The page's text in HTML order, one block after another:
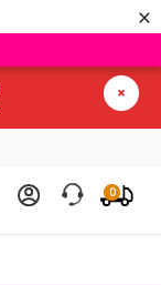
×
0